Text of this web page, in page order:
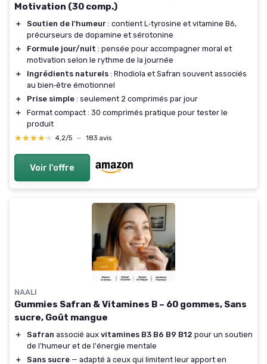
Motivation (30 comp.)
＋ Soutien de l'humeur : contient L‑tyrosine et vitamine B6,
précurseurs de dopamine et sérotonine
＋
Formule jour/nuit : pensée pour accompagner moral et
motivation selon le rythme de la journée
＋
Ingrédients naturels : Rhodiola et Safran souvent associés
au bien‑être émotionnel
＋
Prise simple : seulement 2 comprimés par jour
＋
Format compact : 30 comprimés pratique pour tester le
produit
★★★★★
★★★★★ 4,2/5 — 183 avis
Voir l'offre
NAALI
Gummies Safran & Vitamines B – 60 gommes, Sans
sucre, Goût mangue
＋ Safran associé aux vitamines B3 B6 B9 B12 pour un soutien
de l'humeur et de l'énergie mentale
＋
Sans sucre — adapté à ceux qui limitent leur apport en